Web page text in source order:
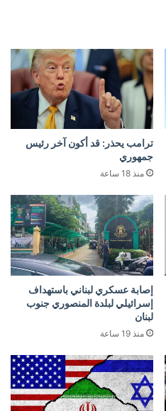
ترامب يحذر: قد أكون آخر رئيس
جمهوري
منذ 18 ساعة
إصابة عسكري لبناني باستهداف
إسرائيلي لبلدة المنصوري جنوب
لبنان
منذ 19 ساعة